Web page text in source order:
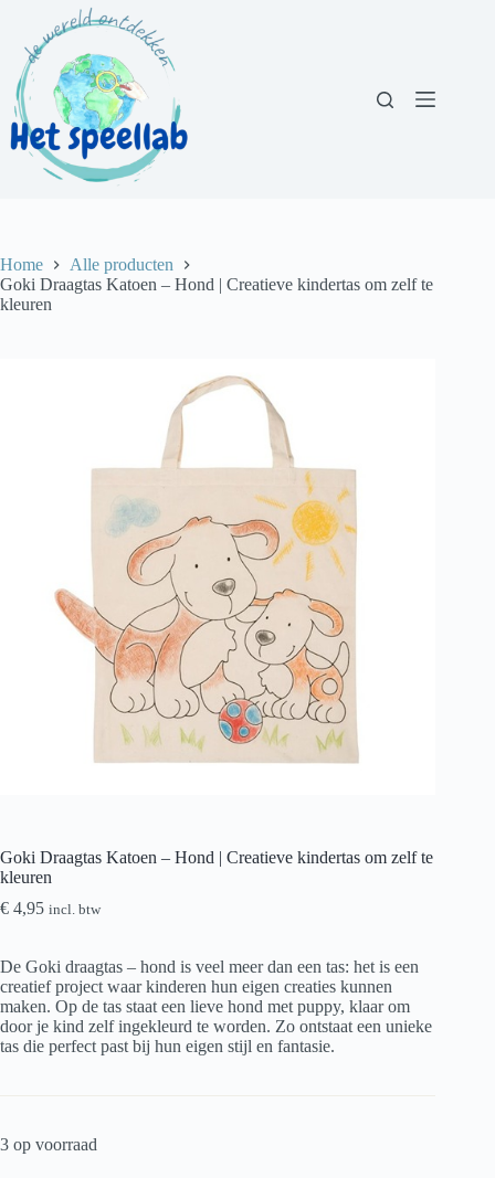
inhoud
Home
Alle producten
Goki Draagtas Katoen – Hond | Creatieve kindertas om zelf te
kleuren
Goki Draagtas Katoen – Hond | Creatieve kindertas om zelf te
kleuren
€ 4,95 incl. btw
De Goki draagtas – hond is veel meer dan een tas: het is een
creatief project waar kinderen hun eigen creaties kunnen
maken. Op de tas staat een lieve hond met puppy, klaar om
door je kind zelf ingekleurd te worden. Zo ontstaat een unieke
tas die perfect past bij hun eigen stijl en fantasie.
3 op voorraad